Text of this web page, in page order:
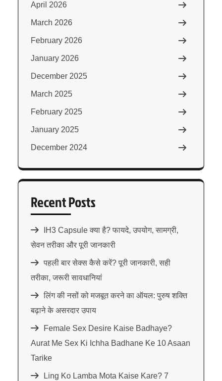
April 2026
March 2026
February 2026
January 2026
December 2025
March 2025
February 2025
January 2025
December 2024
Recent Posts
IH3 Capsule क्या है? फायदे, उपयोग, सामग्री,
सेवन तरीका और पूरी जानकारी
पहली बार सेक्स कैसे करें? पूरी जानकारी, सही
तरीका, जरूरी सावधानियां
लिंग की नसों को मजबूत करने का ऑयल: पुरुष शक्ति
बढ़ाने के असरदार उपाय
Female Sex Desire Kaise Badhaye?
Aurat Me Sex Ki Ichha Badhane Ke 10 Asaan
Tarike
Ling Ko Lamba Mota Kaise Kare? 7